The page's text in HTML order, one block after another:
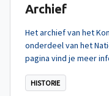
Archief
Het archief van het
onderdeel van het
pagina vind je meer
HISTORIE